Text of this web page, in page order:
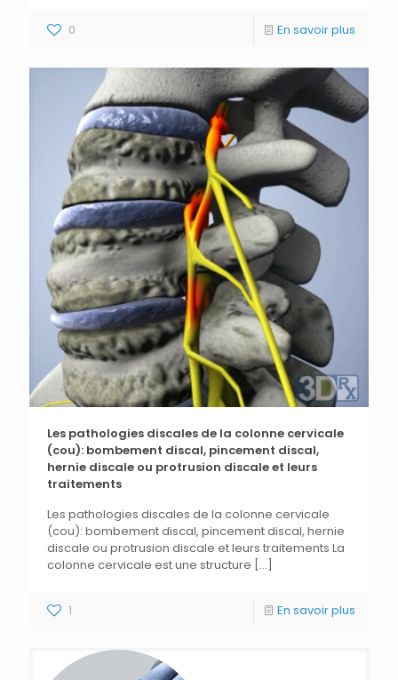
0 En savoir plus
Les pathologies discales de la colonne cervicale
(cou): bombement discal, pincement discal,
hernie discale ou protrusion discale et leurs
traitements
Les pathologies discales de la colonne cervicale
(cou): bombement discal, pincement discal, hernie
discale ou protrusion discale et leurs traitements La
colonne cervicale est une structure […]
1 En savoir plus